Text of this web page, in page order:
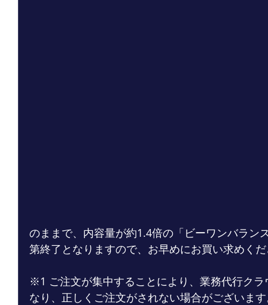
のままで、内容量が約1.4倍の「ビーワンバラン
第終了となりますので、お早めにお買い求めく
※1 ご注文が集中することにより、業務代行ク
なり、正しくご注文がされない場合がございま